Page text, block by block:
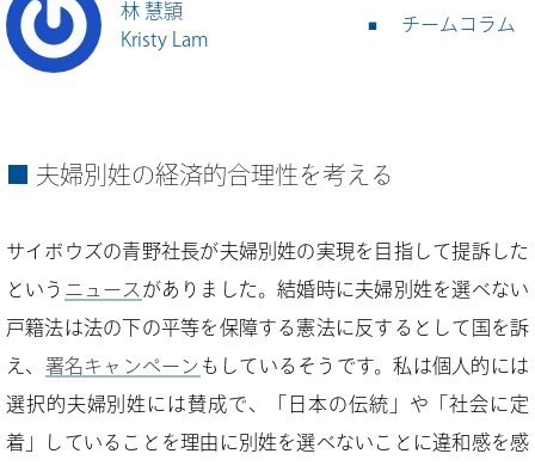
林 慧頴
Kristy Lam
チームコラム
夫婦別姓の経済的合理性を考える
サイボウズの青野社長が夫婦別姓の実現を目指して提訴した
という ニュース がありました。結婚時に夫婦別姓を選べない
戸籍法は法の下の平等を保障する憲法に反するとして国を訴
え、 署名キャンペーン もしているそうです。私は個人的には
選択的夫婦別姓には賛成で、「日本の伝統」や「社会に定
着」していることを理由に別姓を選べないことに違和感を感